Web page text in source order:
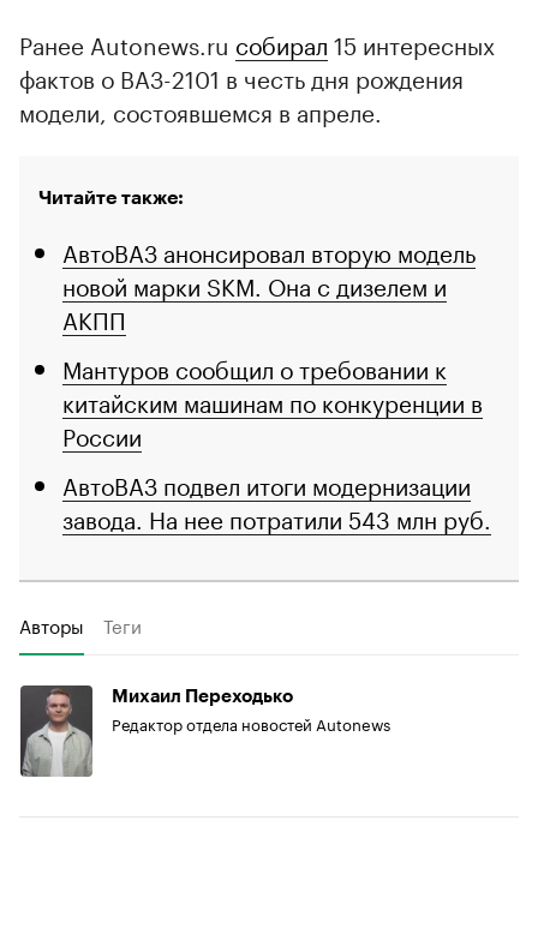
Ранее Autonews.ru собирал 15 интересных
фактов о ВАЗ-2101 в честь дня рождения
модели, состоявшемся в апреле.
Читайте также:
АвтоВАЗ анонсировал вторую модель
новой марки SKM. Она с дизелем и
АКПП
Мантуров сообщил о требовании к
китайским машинам по конкуренции в
России
АвтоВАЗ подвел итоги модернизации
завода. На нее потратили 543 млн руб.
Авторы Теги
Михаил Переходько
Редактор отдела новостей Autonews